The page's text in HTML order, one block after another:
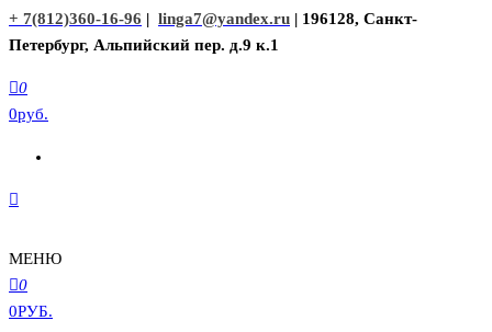
+ 7(812)360-16-96 | linga7@yandex.ru | 196128, Санкт-
Петербург, Альпийский пер. д.9 к.1
0
0руб.
МЕНЮ
0
0РУБ.